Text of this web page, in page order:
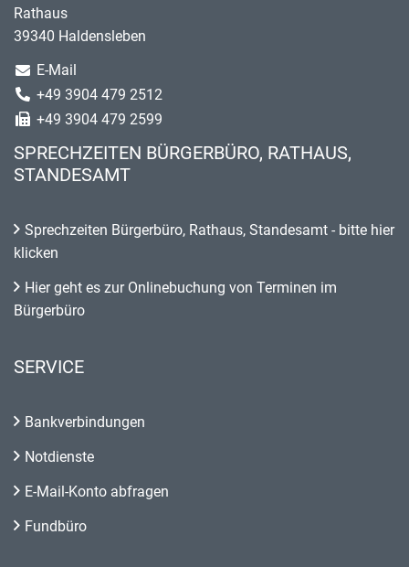
Rathaus
39340 Haldensleben
E-Mail
+49 3904 479 2512
+49 3904 479 2599
SPRECHZEITEN BÜRGERBÜRO, RATHAUS,
STANDESAMT
Sprechzeiten Bürgerbüro, Rathaus, Standesamt - bitte hier
klicken
Hier geht es zur Onlinebuchung von Terminen im
Bürgerbüro
SERVICE
Bankverbindungen
Notdienste
E-Mail-Konto abfragen
Fundbüro